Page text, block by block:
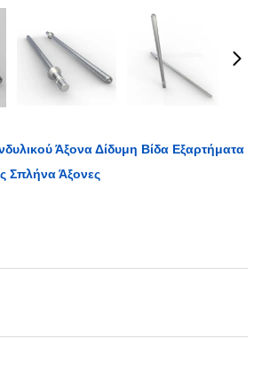
Άξονα Δίδυμη Βίδα Εξαρτήματα
Σπλήνα Άξονες